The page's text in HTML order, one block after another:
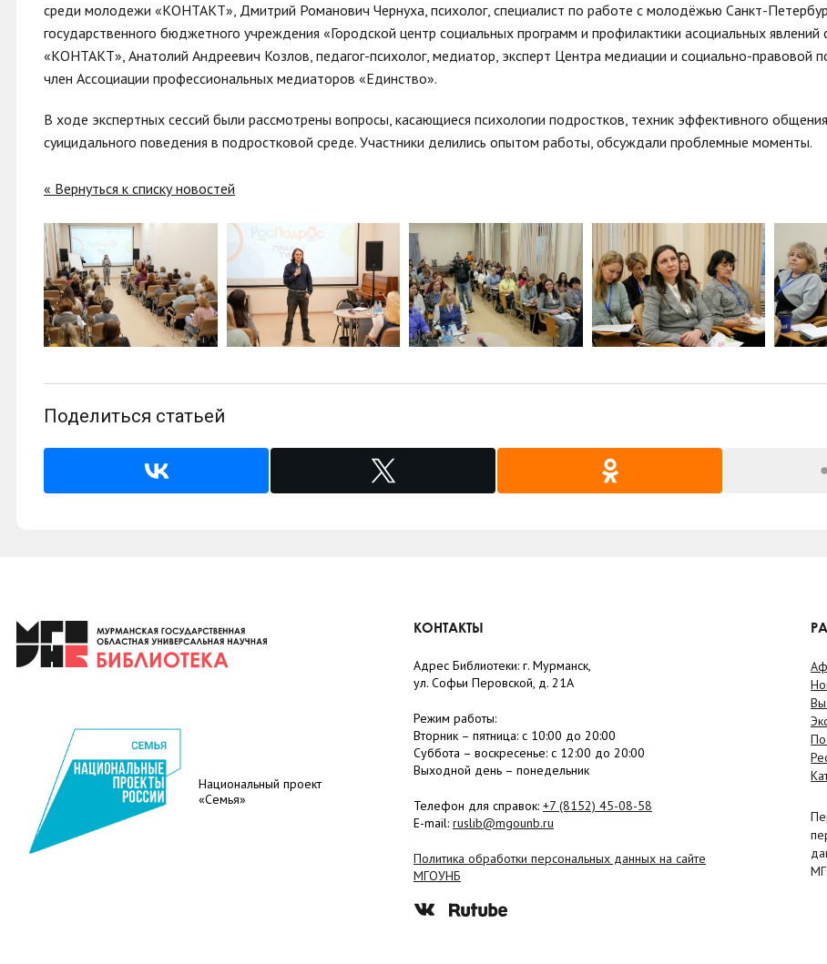
среди молодежи «КОНТАКТ», Дмитрий Романович Чернуха, психолог, специалист по работе с молодёжью Санкт-
государственного бюджетного учреждения «Городской центр социальных программ и профилактики асоциальных
«КОНТАКТ», Анатолий Андреевич Козлов, педагог-психолог, медиатор, эксперт Центра медиации и социально-правовой
член Ассоциации профессиональных медиаторов «Единство».
В ходе экспертных сессий были рассмотрены вопросы, касающиеся психологии подростков, техник эффективного
суицидального поведения в подростковой среде. Участники делились опытом работы, обсуждали проблемные моменты.
« Вернуться к списку новостей
Поделиться статьей
Национальный проект
«Семья»
КОНТАКТЫ
Адрес Библиотеки: г. Мурманск,
ул. Софьи Перовской, д. 21А
Режим работы:
Вторник – пятница: с 10:00 до 20:00
Суббота – воскресенье: c 12:00 до 20:00
Выходной день – понедельник
Телефон для справок: +7 (8152) 45-08-58
E-mail: ruslib@mgounb.ru
Политика обработки персональных данных на сайте
МГОУНБ